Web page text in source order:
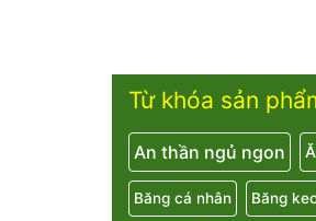
Từ khóa sản
An thần ngủ ngon
Băng cá nhân Băng